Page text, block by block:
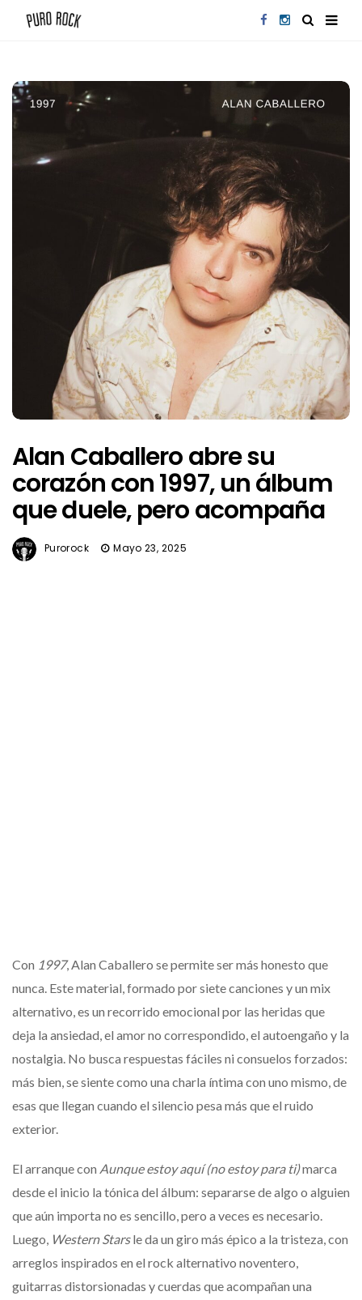
Alan Caballero abre su
corazón con 1997, un álbum
que duele, pero acompaña
Purorock Mayo 23, 2025
Con 1997, Alan Caballero se permite ser más honesto que
nunca. Este material, formado por siete canciones y un mix
alternativo, es un recorrido emocional por las heridas que
deja la ansiedad, el amor no correspondido, el autoengaño y la
nostalgia. No busca respuestas fáciles ni consuelos forzados:
más bien, se siente como una charla íntima con uno mismo, de
esas que llegan cuando el silencio pesa más que el ruido
exterior.
El arranque con Aunque estoy aquí (no estoy para ti)marca
desde el inicio la tónica del álbum: separarse de algo o alguien
que aún importa no es sencillo, pero a veces es necesario.
Luego, Western Starsle da un giro más épico a la tristeza, con
arreglos inspirados en el rock alternativo noventero,
guitarras distorsionadas y cuerdas que acompañan una